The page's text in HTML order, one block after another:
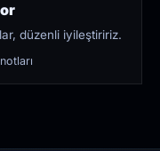
düzenli iyileştiririz.